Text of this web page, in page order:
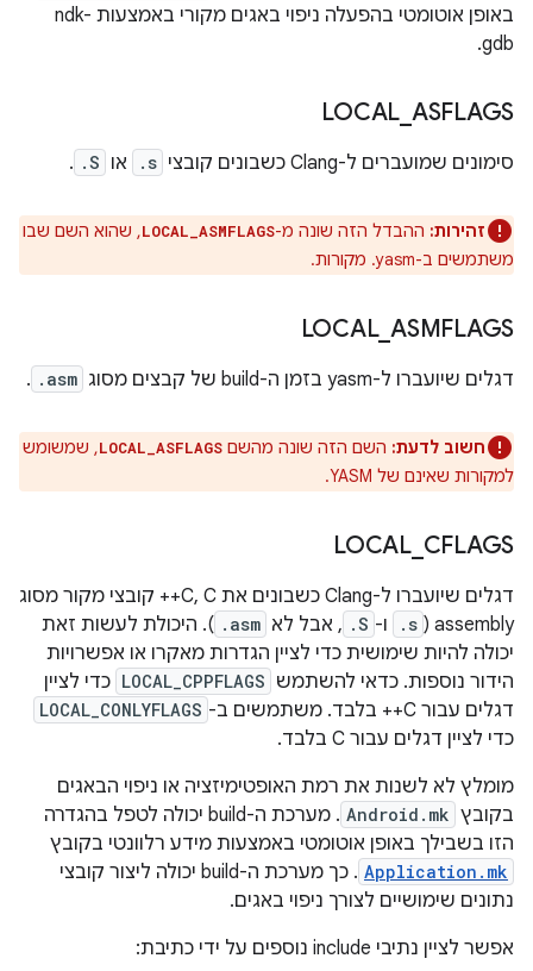
באופן אוטומטי בהפעלה ניפוי באגים מקורי באמצעות ndk-
gdb.
LOCAL ASFLAGS
סימונים שמועברים ל-Clang כשבונים קובצי .s או .S
.
זהירות: ההבדל הזה שונה מ-LOCAL_ASMFLAGS, שהוא השם שבו
משתמשים ב-yasm. מקורות.
LOCAL_ ASMFLAGS
דגלים שיועברו ל-yasm בזמן ה-build של קבצים מסוג .asm
.
חשוב לדעת: השם הזה שונה מהשם LOCAL_ASFLAGS, שמשומש
למקורות שאינם של YASM.
LOCAL_ CFLAGS
דגלים שיועברו ל-Clang כשבונים את C, C++ קובצי מקור מסוג
assembly (
.s ו- .S , אבל לא .asm ). היכולת לעשות זאת
יכולה להיות שימושית כדי לציין הגדרות מאקרו או אפשרויות
הידור נוספות. כדאי להשתמש LOCAL_CPPFLAGS כדי לציין
דגלים עבור C++ בלבד. משתמשים ב-
LOCAL_CONLYFLAGS
כדי לציין דגלים עבור C בלבד.
מומלץ לא לשנות את רמת האופטימיזציה או ניפוי הבאגים
בקובץ Android.mk
. מערכת ה-build יכולה לטפל בהגדרה
הזו בשבילך באופן אוטומטי באמצעות מידע רלוונטי בקובץ
Application.mk
. כך מערכת ה-build יכולה ליצור קובצי
נתונים שימושיים לצורך ניפוי באגים.
אפשר לציין נתיבי include נוספים על ידי כתיבת: